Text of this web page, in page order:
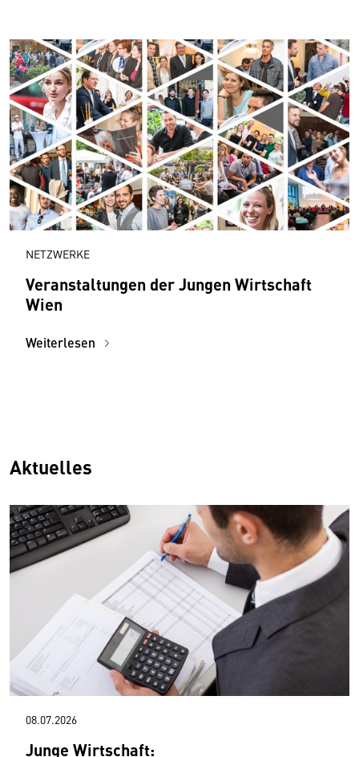
NETZWERKE
Veranstaltungen der Jungen Wirtschaft
Wien
Weiterlesen
Aktuelles
08.07.2026
Junge Wirtschaft: